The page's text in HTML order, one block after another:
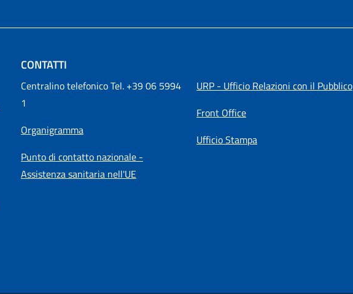
CONTATTI
Centralino telefonico Tel. +39 06 5994
1
Organigramma
Punto di contatto nazionale -
Assistenza sanitaria nell'UE
URP - Ufficio Relazioni con il Pubblico
Front Office
Ufficio Stampa